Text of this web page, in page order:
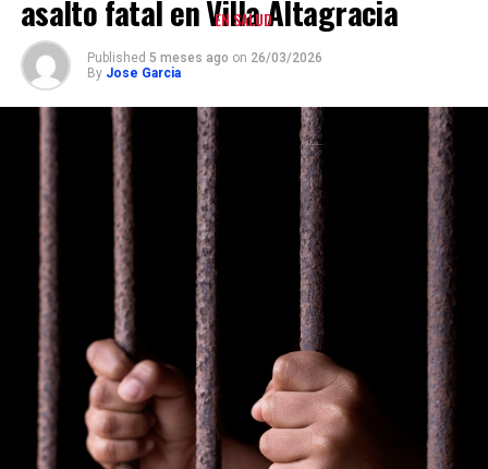
EN SALUD
asalto fatal en Villa Altagracia
Published 5 meses ago on 26/03/2026
By Jose Garcia